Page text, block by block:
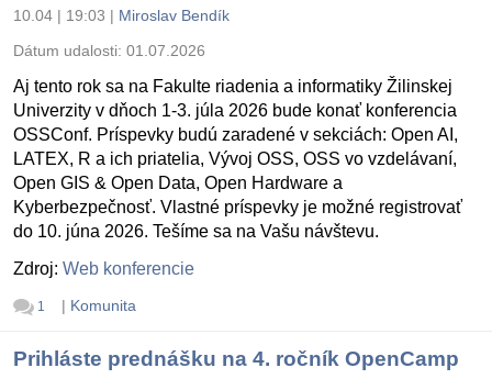
10.04 | 19:03 | Miroslav Bendík
Dátum udalosti: 01.07.2026
Aj tento rok sa na Fakulte riadenia a informatiky Žilinskej
Univerzity v dňoch 1-3. júla 2026 bude konať konferencia
OSSConf. Príspevky budú zaradené v sekciách: Open AI,
LATEX, R a ich priatelia, Vývoj OSS, OSS vo vzdelávaní,
Open GIS & Open Data, Open Hardware a
Kyberbezpečnosť. Vlastné príspevky je možné registrovať
do 10. júna 2026. Tešíme sa na Vašu návštevu.
Zdroj: Web konferencie
1 | Komunita
Prihláste prednášku na 4. ročník OpenCamp